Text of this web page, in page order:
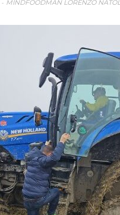
MINDFOODMAN LORENZO